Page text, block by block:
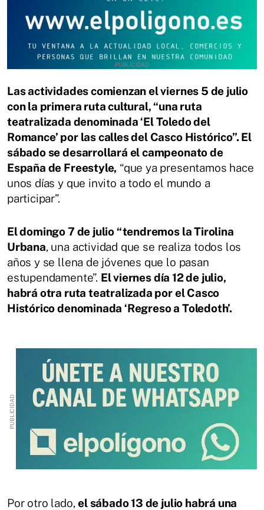
Las actividades comienzan el viernes 5 de julio
con la primera ruta cultural, “una ruta
teatralizada denominada ‘El Toledo del
Romance’ por las calles del Casco Histórico”. El
sábado se desarrollará el campeonato de
España de Freestyle, “que ya presentamos hace
unos días y que invito a todo el mundo a
participar”.
El domingo 7 de julio “tendremos la Tirolina
Urbana, una actividad que se realiza todos los
años y se llena de jóvenes que lo pasan
estupendamente”. El viernes día 12 de julio,
habrá otra ruta teatralizada por el Casco
Histórico denominada ‘Regreso a Toledoth’.
Por otro lado,el sábado 13 de julio habrá una